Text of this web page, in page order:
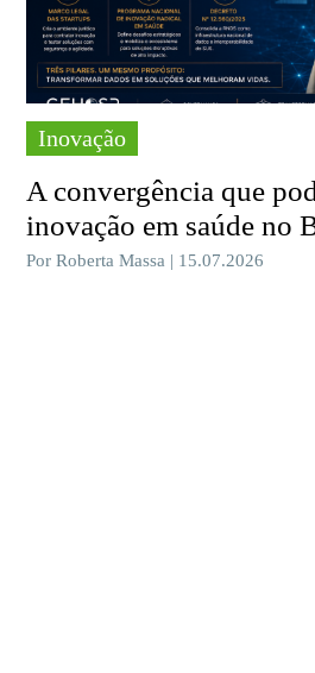
Inovação
A convergência que
inovação em saúde no
Por Roberta Massa | 15.07.2026